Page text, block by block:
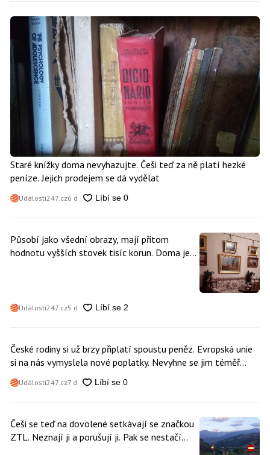
Staré knížky doma nevyhazujte. Češi teď za ně platí hezké
peníze. Jejich prodejem se dá vydělat
Události247.cz6 d
Působí jako všední obrazy, mají přitom
hodnotu vyšších stovek tisíc korun. Doma je
Události247.cz5 d
České rodiny si už brzy připlatí spoustu peněz. Evropská unie
si na nás vymyslela nové poplatky. Nevyhne se jim téměř
Události247.cz7 d
Češi se teď na dovolené setkávají se značkou
ZTL. Neznají ji a porušují ji. Pak se nestačí